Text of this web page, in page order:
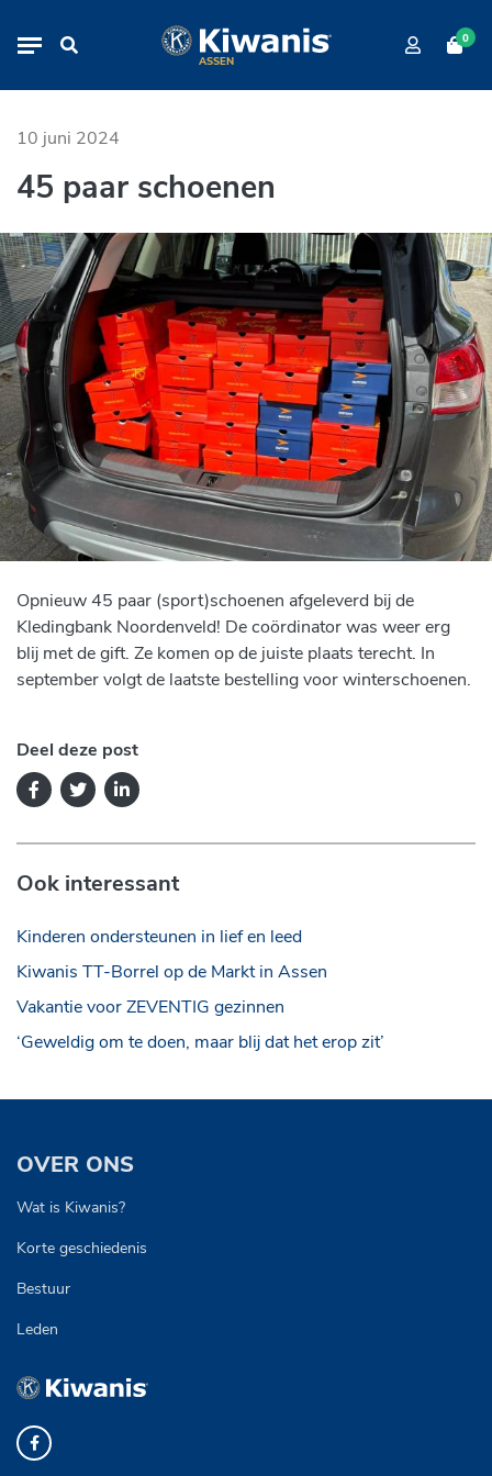
45 paar schoenen
ASSEN
0
10 juni 2024
45 paar schoenen
Opnieuw 45 paar (sport)schoenen afgeleverd bij de
Kledingbank Noordenveld! De coördinator was weer erg
blij met de gift. Ze komen op de juiste plaats terecht. In
september volgt de laatste bestelling voor winterschoenen.
Deel deze post
Ook interessant
Kinderen ondersteunen in lief en leed
Kiwanis TT-Borrel op de Markt in Assen
Vakantie voor ZEVENTIG gezinnen
‘Geweldig om te doen, maar blij dat het erop zit’
OVER ONS
Wat is Kiwanis?
Korte geschiedenis
Bestuur
Leden